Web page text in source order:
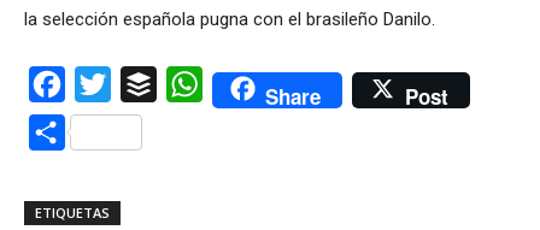
la selección española pugna con el brasileño Danilo.
Facebook
Twitter Buffer WhatsAppShare Post
Compartir
ETIQUETAS